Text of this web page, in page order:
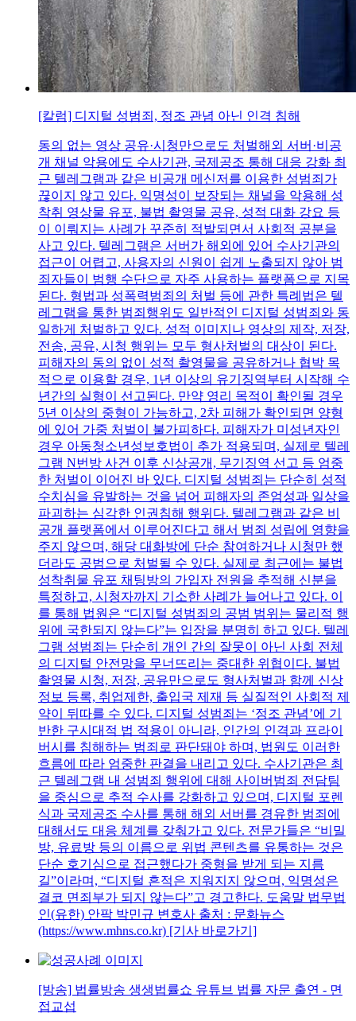
[칼럼] 디지털 성범죄, 정조 관념 아닌 인격 침해
동의 없는 영상 공유·시청만으로도 처벌해외 서버·비공
개 채널 악용에도 수사기관, 국제공조 통해 대응 강화 최
근 텔레그램과 같은 비공개 메신저를 이용한 성범죄가
끊이지 않고 있다. 익명성이 보장되는 채널을 악용해 성
착취 영상물 유포, 불법 촬영물 공유, 성적 대화 강요 등
이 이뤄지는 사례가 꾸준히 적발되면서 사회적 공분을
사고 있다. 텔레그램은 서버가 해외에 있어 수사기관의
접근이 어렵고, 사용자의 신원이 쉽게 노출되지 않아 범
죄자들이 범행 수단으로 자주 사용하는 플랫폼으로 지목
된다. 형법과 성폭력범죄의 처벌 등에 관한 특례법은 텔
레그램을 통한 범죄행위도 일반적인 디지털 성범죄와 동
일하게 처벌하고 있다. 성적 이미지나 영상의 제작, 저장,
전송, 공유, 시청 행위는 모두 형사처벌의 대상이 된다.
피해자의 동의 없이 성적 촬영물을 공유하거나 협박 목
적으로 이용할 경우, 1년 이상의 유기징역부터 시작해 수
년간의 실형이 선고된다. 만약 영리 목적이 확인될 경우
5년 이상의 중형이 가능하고, 2차 피해가 확인되면 양형
에 있어 가중 처벌이 불가피하다. 피해자가 미성년자인
경우 아동청소년성보호법이 추가 적용되며, 실제로 텔레
그램 N번방 사건 이후 신상공개, 무기징역 선고 등 엄중
한 처벌이 이어진 바 있다. 디지털 성범죄는 단순히 성적
수치심을 유발하는 것을 넘어 피해자의 존엄성과 일상을
파괴하는 심각한 인권침해 행위다. 텔레그램과 같은 비
공개 플랫폼에서 이루어진다고 해서 범죄 성립에 영향을
주지 않으며, 해당 대화방에 단순 참여하거나 시청만 했
더라도 공범으로 처벌될 수 있다. 실제로 최근에는 불법
성착취물 유포 채팅방의 가입자 전원을 추적해 신분을
특정하고, 시청자까지 기소한 사례가 늘어나고 있다. 이
를 통해 법원은 “디지털 성범죄의 공범 범위는 물리적 행
위에 국한되지 않는다”는 입장을 분명히 하고 있다. 텔레
그램 성범죄는 단순히 개인 간의 잘못이 아닌 사회 전체
의 디지털 안전망을 무너뜨리는 중대한 위협이다. 불법
촬영물 시청, 저장, 공유만으로도 형사처벌과 함께 신상
정보 등록, 취업제한, 출입국 제재 등 실질적인 사회적 제
약이 뒤따를 수 있다. 디지털 성범죄는 ‘정조 관념’에 기
반한 구시대적 법 적용이 아니라, 인간의 인격과 프라이
버시를 침해하는 범죄로 판단돼야 하며, 법원도 이러한
흐름에 따라 엄중한 판결을 내리고 있다. 수사기관은 최
근 텔레그램 내 성범죄 행위에 대해 사이버범죄 전담팀
을 중심으로 추적 수사를 강화하고 있으며, 디지털 포렌
식과 국제공조 수사를 통해 해외 서버를 경유한 범죄에
대해서도 대응 체계를 갖춰가고 있다. 전문가들은 “비밀
방, 유료방 등의 이름으로 위법 콘텐츠를 유통하는 것은
단순 호기심으로 접근했다가 중형을 받게 되는 지름
길”이라며, “디지털 흔적은 지워지지 않으며, 익명성은
결코 면죄부가 되지 않는다”고 경고한다. 도움말 법무법
인(유한) 안팍 박민규 변호사 출처 : 문화뉴스
(https://www.mhns.co.kr) [기사 바로가기]
[방송] 법률방송 생생법률쇼 유튜브 법률 자문 출연 - 면
접교섭